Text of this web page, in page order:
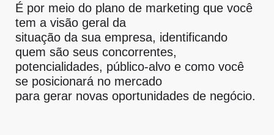
É por meio do plano de marketing que você
tem a visão geral da
situação da sua empresa, identificando
quem são seus concorrentes,
potencialidades, público-alvo e como você
se posicionará no mercado
para gerar novas oportunidades de negócio.